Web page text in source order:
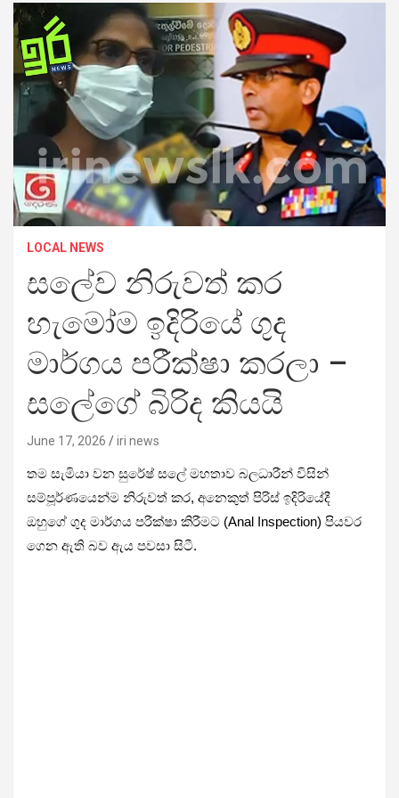
LOCAL NEWS
සලේව නිරුවත් කර
හැමෝම ඉදිරියේ ගුද
මාර්ගය පරීක්ෂා කරලා –
සලේගේ බිරිද කියයි
June 17, 2026 iri news
තම සැමියා වන සුරේෂ් සලේ මහතාව බලධාරීන් විසින්
සම්පූර්ණයෙන්ම නිරුවත් කර, අනෙකුත් පිරිස් ඉදිරියේදී
ඔහුගේ ගුද මාර්ගය පරීක්ෂා කිරීමට (Anal Inspection) පියවර
ගෙන ඇති බව ඇය පවසා සිටී.